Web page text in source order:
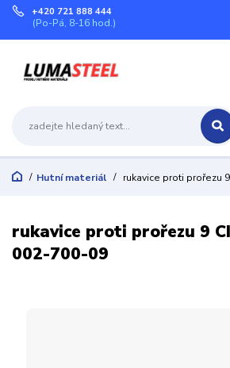
+420 721 888 444
(Po-Pá, 8-16 hod.)
Hutní materiál rukavice proti prořezu
rukavice proti prořezu 9
002-700-09